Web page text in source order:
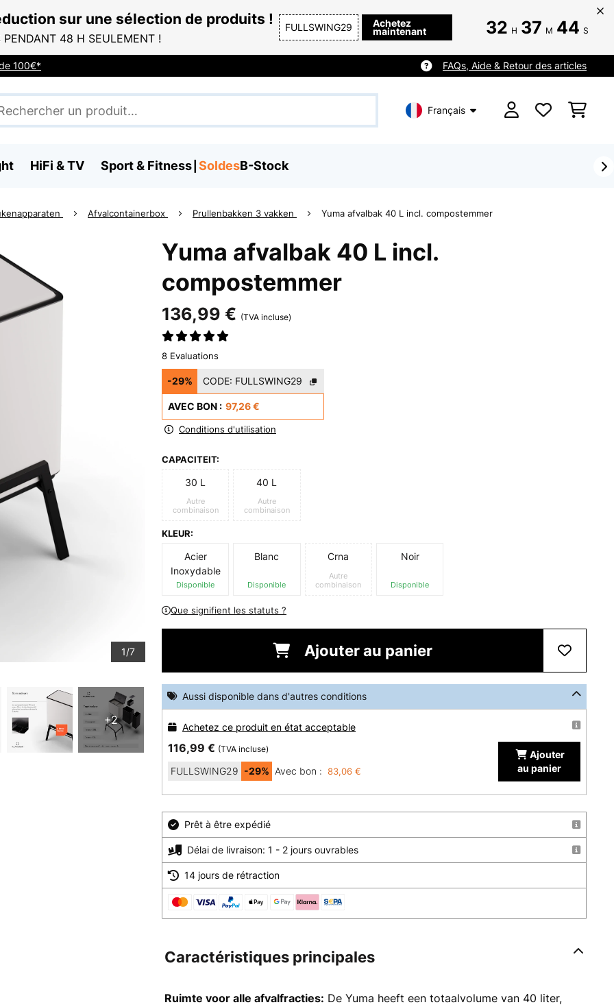
sur une sélection de produits !
PENDANT 48 H SEULEMENT !
FULLSWING29 Achetez
maintenant 32 H 37 M 43 S
100€* FAQs, Aide & Retour des articles
Français
HiFi & TV Sport & Fitness SoldesB-Stock
Afvalcontainerbox Prullenbakken 3 vakken Yuma afvalbak 40 L incl. compostemmer
1/7
+2
Yuma afvalbak 40 L incl.
compostemmer
136,99 € (TVA incluse)
8 Evaluations
-29% CODE: FULLSWING29
AVEC BON : 97,26 €
Conditions d'utilisation
CAPACITEIT:
30 L
Autre
combinaison
40 L
Autre
combinaison
KLEUR:
Acier
Inoxydable
Disponible
Blanc
Disponible
Crna
Autre
combinaison
Noir
Disponible
Que signifient les statuts ?
Ajouter au panier
Aussi disponible dans d'autres conditions
Achetez ce produit en état acceptable
116,99 € (TVA incluse)
FULLSWING29 -29% Avec bon : 83,06 €
Ajouter
au panier
Prêt à être expédié
Délai de livraison: 1 - 2 jours ouvrables
14 jours de rétraction
Caractéristiques principales
Ruimte voor alle afvalfracties: De Yuma heeft een totaalvolume van 40 liter,